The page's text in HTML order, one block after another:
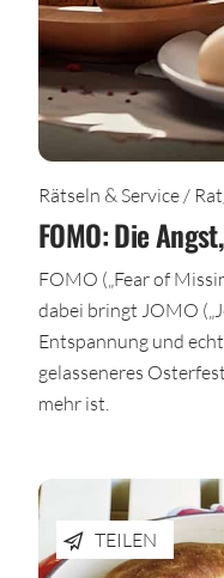
Rätseln & Service /
FOMO: Die
FOMO („Fear of
dabei bringt JOMO
Entspannung und
gelasseneres
mehr ist.
TEILEN